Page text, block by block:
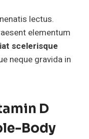
lectus.
elementum
scelerisque
neque gravida in
D
Body